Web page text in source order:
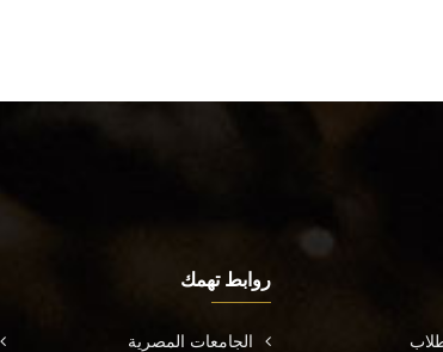
روابط تهمك
الجامعات المصرية